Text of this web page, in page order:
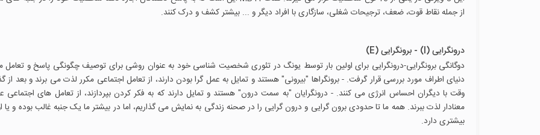
از جمله نقاط قوت، ضعف، ترجیحات شغلی، سازگاری با افراد دیگر و ... بیشتر کشف و درک کنند.
درونگرایی (I) - برونگرایی (E)
دوگانگی برونگرایی-درونگرایی برای اولین بار توسط یونگ در تئوری شخصیت شناسی خود به عنوان روشی برای توصیف چگونگی پاسخ و تعامل
دنیای اطراف مورد بررسی قرار گرفت. - برونگراها "بیرونی" هستند و تمایل به عمل گرا بودن دارند، از تعامل اجتماعی مکرر لذت می برند و بعد از
وقت با دیگران احساس انرژی می کنند. - درونگرایان "به سمت درون" هستند و تمایل دارند که به فکر کردن بپردازند، از تعامل های اجتماعی
معنادار لذت ببرند. همه ما تا حدودی برون گرایی و درون گرایی را در صحنه زندگی به نمایش می گذاریم، اما در بیشتر ما یک جنبه غالب بوده و یا
بیشتری دارد.